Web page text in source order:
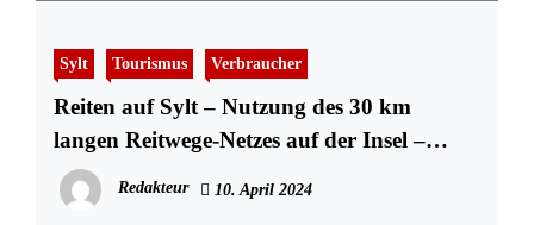
Sylt Tourismus Verbraucher
Reiten auf Sylt – Nutzung des 30 km
langen Reitwege-Netzes auf der Insel –
Download Karte
Redakteur 10. April 2024